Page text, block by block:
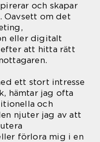
och skapar
Oavsett om det
eller digitalt
att hitta rätt
ett stort intresse
hämtar jag ofta
och
njuter jag av att
förlora mig i en